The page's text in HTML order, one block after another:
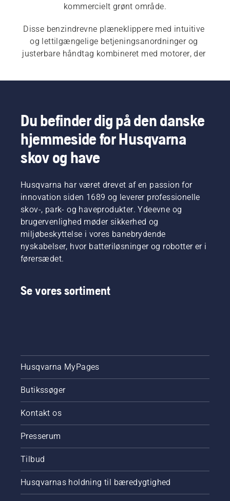
kommercielt grønt område.
Disse benzindrevne plæneklippere med intuitive
og lettilgængelige betjeningsanordninger og
justerbare håndtag kombineret med motorer, der
i gang med arbejdet med minimal anstrengelse.
plæneklippere.
Du befinder dig på den danske
hjemmeside for Husqvarna
skov og have
Husqvarna har været drevet af en passion for
innovation siden 1689 og leverer professionelle
skov-, park- og haveprodukter. Ydeevne og
brugervenlighed møder sikkerhed og
miljøbeskyttelse i vores banebrydende
nyskabelser, hvor batteriløsninger og robotter er i
førersædet.
Se vores sortiment
Husqvarna MyPages
Butikssøger
Kontakt os
Presserum
Tilbud
Husqvarnas holdning til bæredygtighed